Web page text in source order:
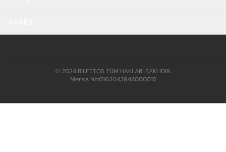
© 2024 BİLETTOS TÜM HAKLARI SAKLIDIR.
Mersis No:0163043944000015